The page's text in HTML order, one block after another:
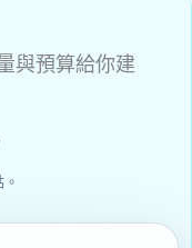
與預算給你建